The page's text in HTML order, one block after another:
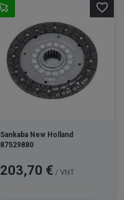
Sankaba New Holland
87529880
Kaina
203,70 € / VNT
favorite_border